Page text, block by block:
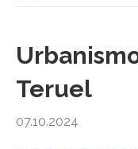
Teruel
07.10.2024